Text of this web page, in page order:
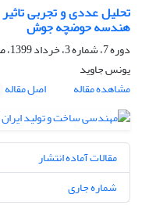
تحلیل عددی و تجربی
هندسه حوضچه جوش
دوره 7، شماره 3، خرداد 1399، صفحه
یونس جاوید
مشاهده مقاله
اصل مقاله
مقالات آماده انتشار
شماره جاری